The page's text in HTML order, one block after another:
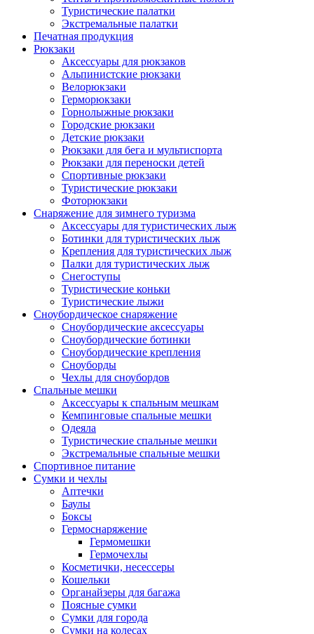
Туристические палатки
Экстремальные палатки
Печатная продукция
Рюкзаки
Аксессуары для рюкзаков
Альпинистские рюкзаки
Велорюкзаки
Герморюкзаки
Горнолыжные рюкзаки
Городские рюкзаки
Детские рюкзаки
Рюкзаки для бега и мультиспорта
Рюкзаки для переноски детей
Спортивные рюкзаки
Туристические рюкзаки
Фоторюкзаки
Снаряжение для зимнего туризма
Аксессуары для туристических лыж
Ботинки для туристических лыж
Крепления для туристических лыж
Палки для туристических лыж
Снегоступы
Туристические коньки
Туристические лыжи
Сноубордическое снаряжение
Сноубордические аксессуары
Сноубордические ботинки
Сноубордические крепления
Сноуборды
Чехлы для сноубордов
Спальные мешки
Аксессуары к спальным мешкам
Кемпинговые спальные мешки
Одеяла
Туристические спальные мешки
Экстремальные спальные мешки
Спортивное питание
Сумки и чехлы
Аптечки
Баулы
Боксы
Гермоснаряжение
Гермомешки
Гермочехлы
Косметички, несессеры
Кошельки
Органайзеры для багажа
Поясные сумки
Сумки для города
Сумки на колесах